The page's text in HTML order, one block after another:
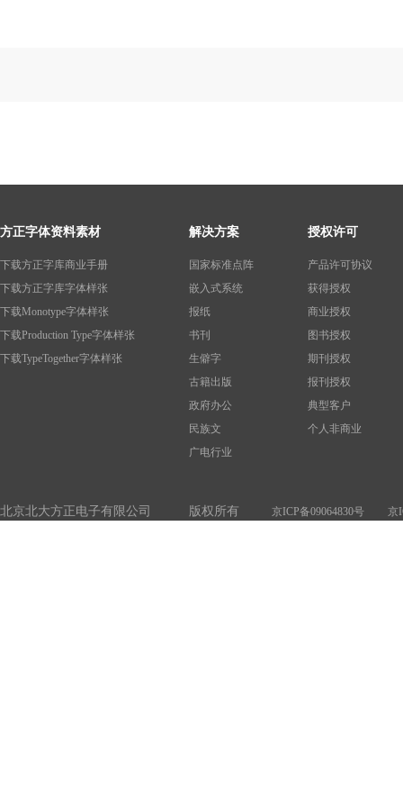
方正字体资料素材
下载方正字库商业手册
下载方正字库字体样张
下载Monotype字体样张
下载Production Type字体样张
下载TypeTogether字体样张
解决方案
国家标准点阵
嵌入式系统
报纸
书刊
生僻字
古籍出版
政府办公
民族文
广电行业
授权许可
产品许可协议
获得授权
商业授权
图书授权
期刊授权
报刊授权
典型客户
个人非商业
北京北大方正电子有限公司 版权所有 京ICP备09064830号 京